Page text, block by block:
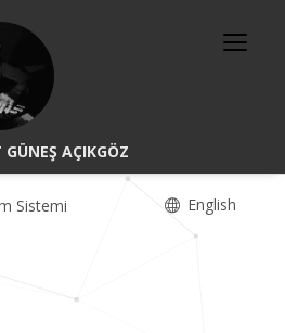
AÇIKGÖZ
Sistemi English